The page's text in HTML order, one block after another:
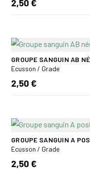
2,50 €
GROUPE SANGUIN AB
Ecusson / Grade
2,50 €
GROUPE SANGUIN A
Ecusson / Grade
2,50 €